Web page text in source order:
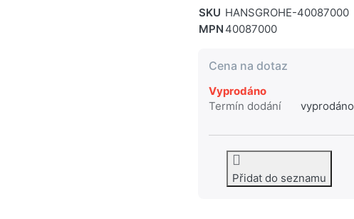
SKU HANSGROHE-40087000
MPN 40087000
Cena na dotaz
Vyprodáno
Termín dodání
vyprodáno
Přidat do seznamu